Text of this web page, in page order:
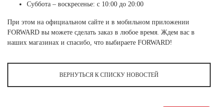
Суббота – воскресенье: с 10:00 до 20:00
При этом на официальном сайте и в мобильном приложении
FORWARD вы можете сделать заказ в любое время. Ждем вас в
наших магазинах и спасибо, что выбираете FORWARD!
ВЕРНУТЬСЯ К СПИСКУ НОВОСТЕЙ